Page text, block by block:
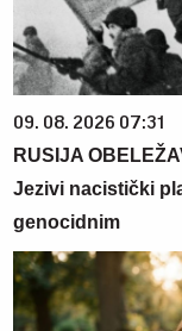
09. 08. 2026 07:31
RUSIJA
Jezivi nacistički
genocidnim